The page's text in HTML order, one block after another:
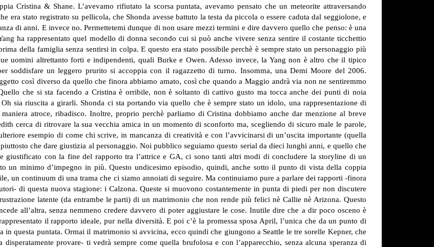
Cristina & Shane. L’avevamo rifiutato la scorsa puntata, avevamo pensato che un meteorite attraversando
era stato registrato su pellicola, che Shonda avesse battuto la testa da piccola o essere caduta dal seggiolone, e
di anni. E invece no. Permettetemi dunque di non usare mezzi termini e dire davvero quello che penso: è una
ha rappresentato quel modello di donna secondo cui si può anche vivere senza sentire il costante ticchettio
della famiglia senza sentirsi in colpa. E questo era stato possibile perchè è sempre stato un personaggio più
uomini altrettanto forti e indipendenti, quali Burke e Owen. Adesso invece, la Yang non è altro che il tipico
soddisfare un leggero prurito si accoppia con il ragazzetto di turno. Insomma, una Demi Moore del 2006.
così diverso da quello che finora abbiamo amato, così che quando a Maggio andrà via non ne sentiremmo
che si sta facendo a Cristina è orribile, non è soltanto di cattivo gusto ma tocca anche dei punti di noia
sia riuscita a girarli. Shonda ci sta portando via quello che è sempre stato un idolo, una rappresentazione di
atroce, ribadisco. Inoltre, proprio perchè parliamo di Cristina dobbiamo anche dar menzione al breve
cerca di ritrovare la sua vecchia amica in un momento di sconforto ma, scegliendo di sicuro male le parole,
esempio di come chi scrive, in mancanza di creatività e con l’avvicinarsi di un’uscita importante (quella
che dare giustizia al personaggio. Noi pubblico seguiamo questo serial da dieci lunghi anni, e quello che
giustificato con la fine del rapporto tra l’attrice e GA, ci sono tanti altri modi di concludere la storyline di un
un minimo d’impegno in più. Questo undicesimo episodio, quindi, anche sotto il punto di vista della coppia
un continuum di una trama che ci siamo annoiati di seguire. Ma continuiamo pure a parlare dei rapporti -finora
di questa nuova stagione: i Calzona. Queste si muovono costantemente in punta di piedi per non discutere
latente (da entrambe le parti) di un matrimonio che non rende più felici nè Callie nè Arizona. Questo
all’altra, senza nemmeno credere davvero di poter aggiustare le cose. Inutile dire che a dir poco osceno è
il rapporto ideale, pur nella diversità. E poi c’è la promessa sposa April, l’unica che da un punto di
in questa puntata. Ormai il matrimonio si avvicina, ecco quindi che giungono a Seattle le tre sorelle Kepner, che
provare- ti vedrà sempre come quella brufolosa e con l’apparecchio, senza alcuna speranza di